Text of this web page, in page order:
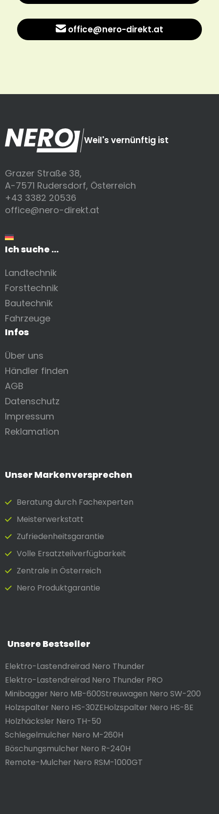
office@nero-direkt.at
Weil's vernünftig ist
Grazer Straße 38,
A-7571 Rudersdorf, Österreich
+43 3382 20536
office@nero-direkt.at
Ich suche ...
Landtechnik
Forsttechnik
Bautechnik
Fahrzeuge
Infos
Über uns
Händler finden
AGB
Datenschutz
Impressum
Reklamation
Unser Markenversprechen
Beratung durch Fach­experten
Meister­werkstatt
Zufrieden­heits­garantie
Volle Ersatzteilverfügbarkeit
Zentrale in Österreich
Nero Produktgarantie
Unsere Bestseller
Elektro-Lastendreirad Nero Thunder
Elektro-Lastendreirad Nero Thunder PRO
Minibagger Nero MB-600Streuwagen Nero SW-200
Holzspalter Nero HS-30ZEHolzspalter Nero HS-8E
Holzhäcksler Nero TH-50
Schlegelmulcher Nero M-260H
Böschungsmulcher Nero R-240H
Remote-Mulcher Nero RSM-1000GT